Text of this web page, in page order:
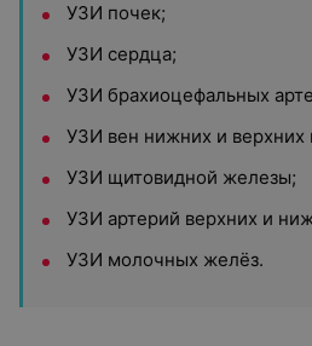
УЗИ почек;
УЗИ сердца;
УЗИ брахиоцефальных
УЗИ вен нижних и верхних
УЗИ щитовидной железы;
УЗИ артерий верхних и
УЗИ молочных желёз.